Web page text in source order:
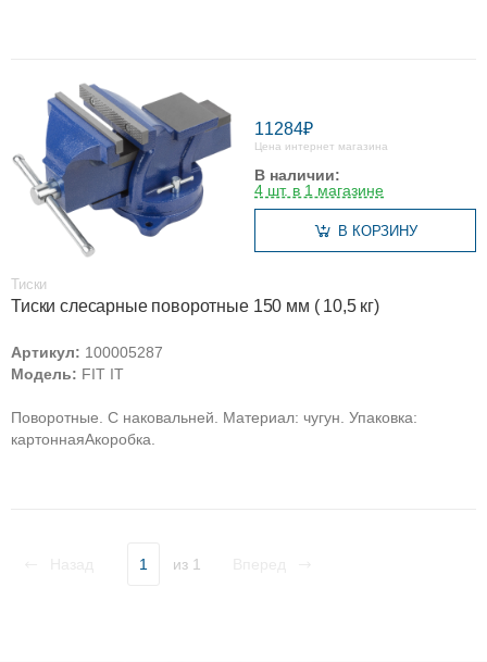
11284₽
Цена интернет магазина
В наличии:
4 шт. в 1 магазине
В КОРЗИНУ
Тиски
Тиски слесарные поворотные 150 мм ( 10,5 кг)
Артикул: 100005287
Модель: FIT IT
Поворотные. С наковальней. Материал: чугун. Упаковка:
картоннаяAкоробка.
1 из 1